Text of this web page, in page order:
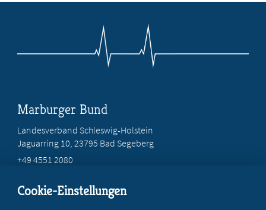
Marburger Bund
Landesverband Schleswig-Holstein
Jaguarring 10, 23795 Bad Segeberg
+49 4551 2080
Cookie-Einstellungen